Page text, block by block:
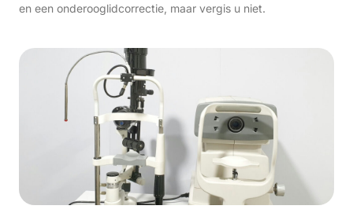
en een onderooglidcorrectie, maar vergis u niet.